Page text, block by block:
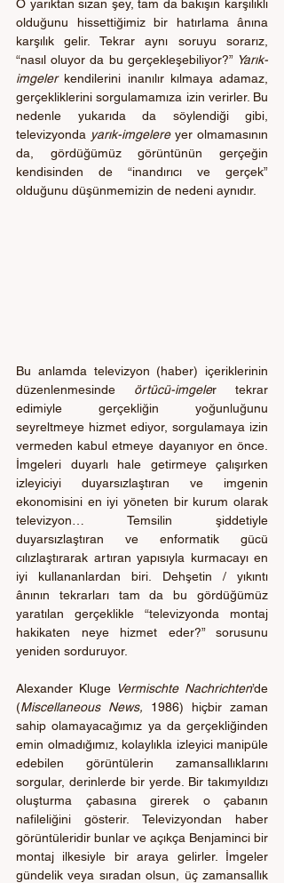
O yarıktan sızan şey, tam da bakışın karşılıklı
olduğunu hissettiğimiz bir hatırlama ânına
karşılık gelir. Tekrar aynı soruyu sorarız,
“nasıl oluyor da bu gerçekleşebiliyor?” Yarık-
imgeler kendilerini inanılır kılmaya adamaz,
gerçekliklerini sorgulamamıza izin verirler. Bu
nedenle yukarıda da söylendiği gibi,
televizyonda yarık-imgelere yer olmamasının
da, gördüğümüz görüntünün gerçeğin
kendisinden de “inandırıcı ve gerçek”
olduğunu düşünmemizin de nedeni aynıdır.
Bu anlamda televizyon (haber) içeriklerinin
düzenlenmesinde örtücü-imgeler tekrar
edimiyle gerçekliğin yoğunluğunu
seyreltmeye hizmet ediyor, sorgulamaya izin
vermeden kabul etmeye dayanıyor en önce.
İmgeleri duyarlı hale getirmeye çalışırken
izleyiciyi duyarsızlaştıran ve imgenin
ekonomisini en iyi yöneten bir kurum olarak
televizyon… Temsilin şiddetiyle
duyarsızlaştıran ve enformatik gücü
cılızlaştırarak artıran yapısıyla kurmacayı en
iyi kullananlardan biri. Dehşetin / yıkıntı
ânının tekrarları tam da bu gördüğümüz
yaratılan gerçeklikle “televizyonda montaj
hakikaten neye hizmet eder?” sorusunu
yeniden sorduruyor.
Alexander Kluge Vermischte Nachrichten’de
(Miscellaneous News, 1986) hiçbir zaman
sahip olamayacağımız ya da gerçekliğinden
emin olmadığımız, kolaylıkla izleyici manipüle
edebilen görüntülerin zamansallıklarını
sorgular, derinlerde bir yerde. Bir takımyıldızı
oluşturma çabasına girerek o çabanın
nafileliğini gösterir. Televizyondan haber
görüntüleridir bunlar ve açıkça Benjaminci bir
montaj ilkesiyle bir araya gelirler. İmgeler
gündelik veya sıradan olsun, üç zamansallık